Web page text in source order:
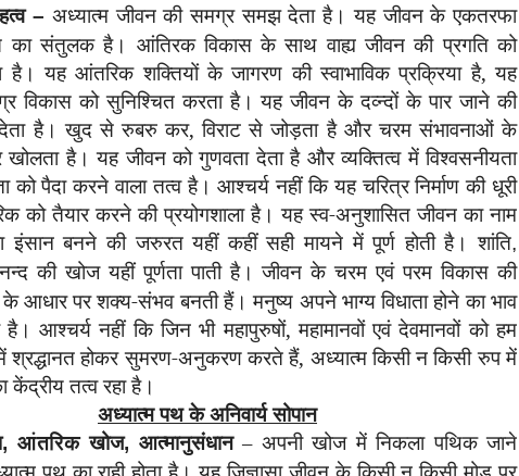
– अध्यात्म जीवन की समग्र समझ देता है। यह जीवन के एकतरफा
का संतुलक है। आंतिरक विकास के साथ वाह्य जीवन की प्रगति को
है। यह आंतरिक शक्तियों के जागरण की स्वाभाविक प्रक्रिया है, यह
विकास को सुनिश्चित करता है। यह जीवन के दव्न्दों के पार जाने की
है। खुद से रुबरु कर, विराट से जोड़ता है और चरम संभावनाओं के
खोलता है। यह जीवन को गुणवता देता है और व्यक्तित्व में विश्वसनीयता
को पैदा करने वाला तत्व है। आश्चर्य नहीं कि यह चरित्र निर्माण की धूरी
को तैयार करने की प्रयोगशाला है। यह स्व-अनुशासित जीवन का नाम
बनने की जरुरत यहीं कहीं सही मायने में पूर्ण होती है। शांति,
की खोज यहीं पूर्णता पाती है। जीवन के चरम एवं परम विकास की
के आधार पर शक्य-संभव बनती हैं। मनुष्य अपने भाग्य विधाता होने का भाव
है। आश्चर्य नहीं कि जिन भी महापुरुषों, महामानवों एवं देवमानवों को हम
होकर सुमरण-अनुकरण करते हैं, अध्यात्म किसी न किसी रुप में
तत्व रहा है।
अध्यात्म पथ के अनिवार्य सोपान
, आंतरिकखोज, आत्मानुसंधान– अपनी खोज में निकला पथिक जाने